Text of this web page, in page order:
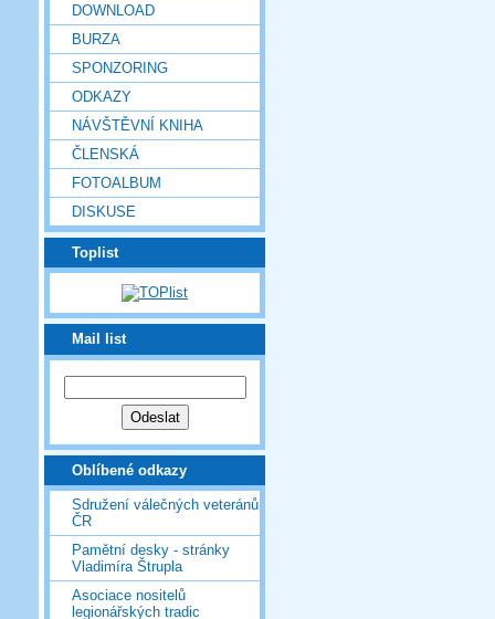
DOWNLOAD
BURZA
SPONZORING
ODKAZY
NÁVŠTĚVNÍ KNIHA
ČLENSKÁ
FOTOALBUM
DISKUSE
Toplist
Mail list
Oblíbené odkazy
Sdružení válečných veteránů
ČR
Pamětní desky - stránky
Vladimíra Štrupla
Asociace nositelů
legionářských tradic